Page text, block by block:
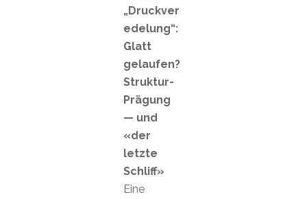
„Druckver
edelung“:
Glatt
gelaufen?
Struktur-
Prägung
— und
«der
letzte
Schliff»
Eine